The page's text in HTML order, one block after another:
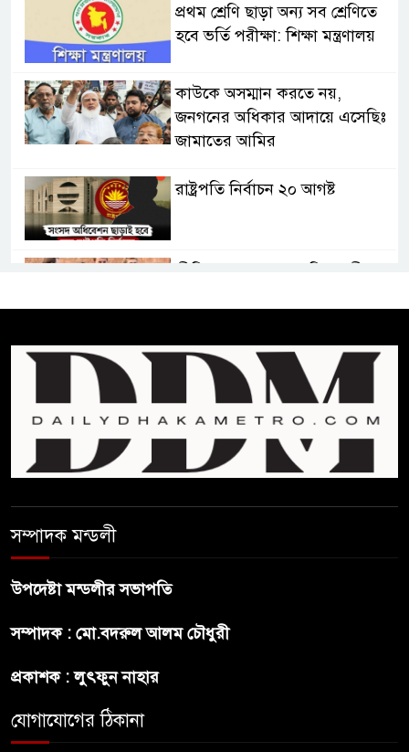
প্রথম শ্রেণি ছাড়া অন্য সব শ্রেণিতে
হবে ভর্তি পরীক্ষা: শিক্ষা মন্ত্রণালয়
কাউকে অসম্মান করতে নয়,
জনগনের অধিকার আদায়ে এসেছিঃ
জামাতের আমির
রাষ্ট্রপতি নির্বাচন ২০ আগষ্ট
জুলাই সনদ ও জুলাই যোদ্ধা সংবর্ধনা
অনুষ্ঠানে বিশৃঙ্খলায় ক্ষুদ্ধ ভারপ্রাপ্ত
রাষ্ট্রপতি
আমরা যদি বলি জুলাই কার, তাহলে
তো জুলাই কারওই থাকবে না:
শেখ হাসিনার বক্তব্য প্রচার করলেই
ব্যবস্থা নিবে সরকার : প্রধানমন্ত্রীর
সম্পাদক মন্ডলী
উপদেষ্টা মন্ডলীর সভাপতি
সম্পাদক : মো.বদরুল আলম চৌধুরী
প্রকাশক : লুৎফুন নাহার
যোগাযোগের ঠিকানা